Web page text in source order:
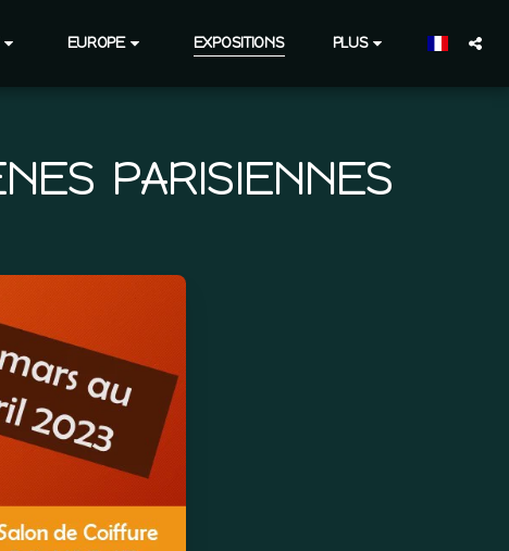
EUROPE EXPOSITIONS PLUS
PARISIENNES